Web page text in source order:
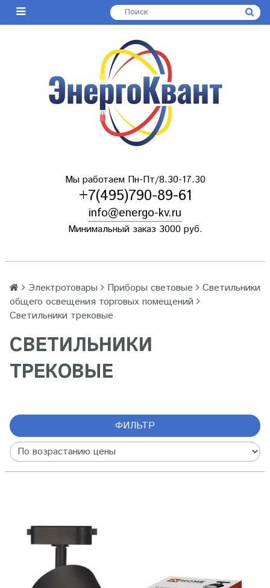
Мы работаем Пн-Пт/8.30-17.30
+7(495)790-89-61
info@energo-kv.ru
Минимальный заказ 3000 руб.
Электротовары Приборы световые
Светильники
общего освещения торговых помещений
Светильники трековые
СВЕТИЛЬНИКИ
ТРЕКОВЫЕ
ФИЛЬТР